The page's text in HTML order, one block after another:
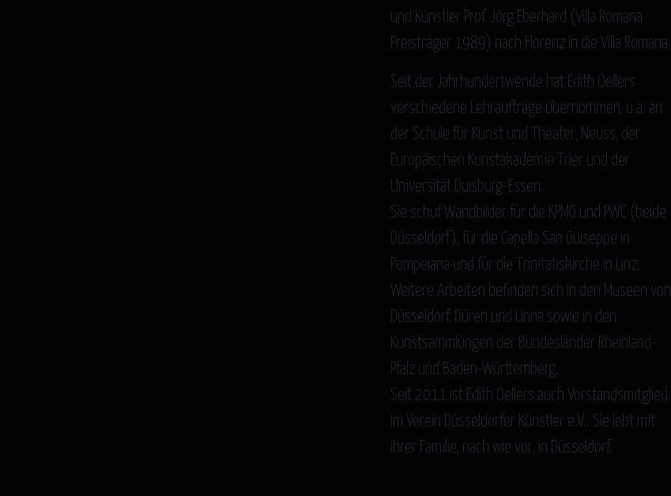
und Künstler Prof. Jörg Eberhard (Villa Romana
Preisträger 1989) nach Florenz in die Villa Romana.
Seit der Jahrhundertwende hat Edith Oellers
verschiedene Lehraufträge übernommen, u.a. an
der Schule für Kunst und Theater, Neuss, der
Europäischen Kunstakademie Trier und der
Universität Duisburg-Essen.
Sie schuf Wandbilder für die KPMG und PWC (beide
Düsseldorf), für die Capella San Guiseppe in
Pompeiana und für die Trinitatiskirche in Linz.
Weitere Arbeiten befinden sich in den Museen von
Düsseldorf, Düren und Unna sowie in den
Kunstsammlungen der Bundesländer Rheinland-
Pfalz und Baden-Württemberg.
Seit 2011 ist Edith Oellers auch Vorstandsmitglied
im Verein Düsseldorfer Künstler e.V.. Sie lebt mit
ihrer Familie, nach wie vor, in Düsseldorf.